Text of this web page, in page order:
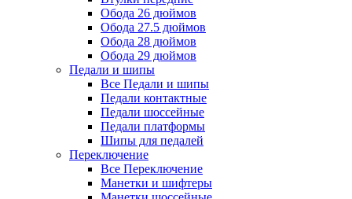
Обода 26 дюймов
Обода 27.5 дюймов
Обода 28 дюймов
Обода 29 дюймов
Педали и шипы
Все Педали и шипы
Педали контактные
Педали шоссейные
Педали платформы
Шипы для педалей
Переключение
Все Переключение
Манетки и шифтеры